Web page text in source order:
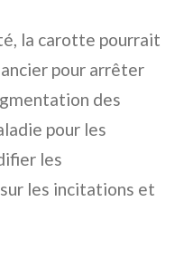
la carotte pourrait
pour arrêter
des
pour les
les
les incitations et